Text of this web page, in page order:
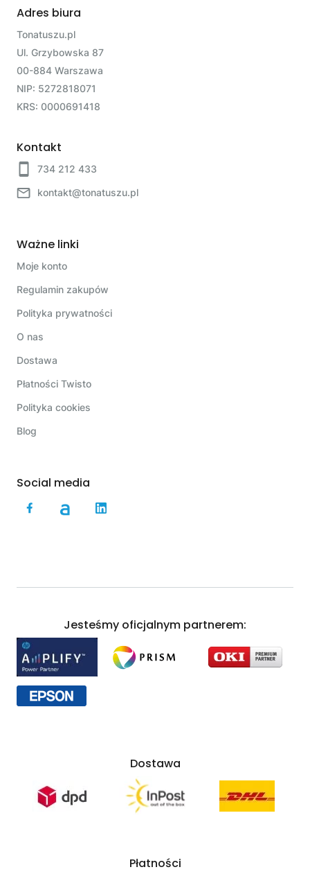
Adres biura
Tonatuszu.pl
Ul. Grzybowska 87
00-884 Warszawa
NIP: 5272818071
KRS: 0000691418
Kontakt
734 212 433
kontakt@tonatuszu.pl
Ważne linki
Moje konto
Regulamin zakupów
Polityka prywatności
O nas
Dostawa
Płatności Twisto
Polityka cookies
Blog
Social media
Jesteśmy oficjalnym partnerem:
Dostawa
Płatności